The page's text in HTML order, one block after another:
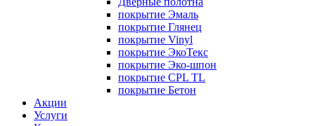
покрытие Эмаль
покрытие Глянец
покрытие Vinyl
покрытие ЭкоТекс
покрытие Эко-шпон
покрытие CPL TL
покрытие Бетон
Акции
Услуги